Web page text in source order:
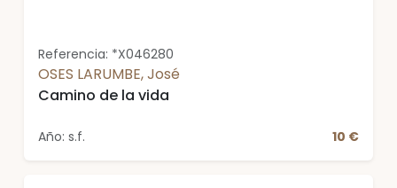
Referencia: *X046280
OSES LARUMBE, José
Camino de la vida
Año: s.f. 10 €